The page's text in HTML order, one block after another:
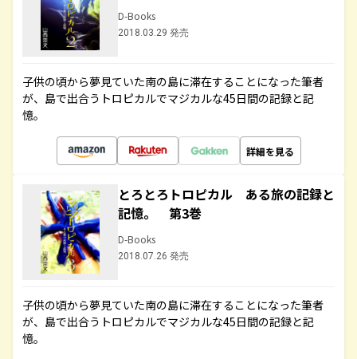
D-Books
2018.03.29 発売
子供の頃から夢見ていた南の島に滞在することになった筆者
が、島で出合うトロピカルでマジカルな45日間の記録と記
憶。
詳細を見る
とろとろトロピカル ある旅の記録と
記憶。 第3巻
D-Books
2018.07.26 発売
子供の頃から夢見ていた南の島に滞在することになった筆者
が、島で出合うトロピカルでマジカルな45日間の記録と記
憶。